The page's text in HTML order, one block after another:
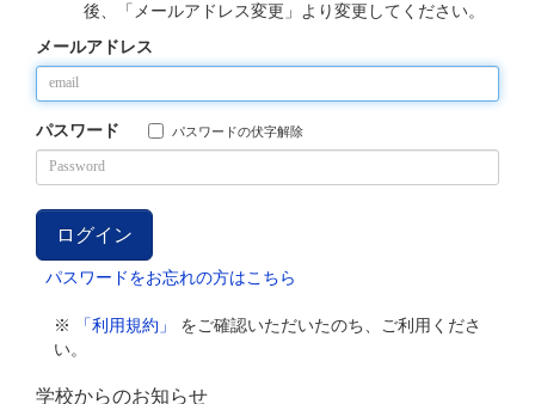
後、「メールアドレス変更」より変更してください。
メールアドレス
パスワード パスワードの伏字解除
パスワードをお忘れの方はこちら
※ 「利用規約」
をご確認いただいたのち、ご利用くださ
い。
学校からのお知らせ